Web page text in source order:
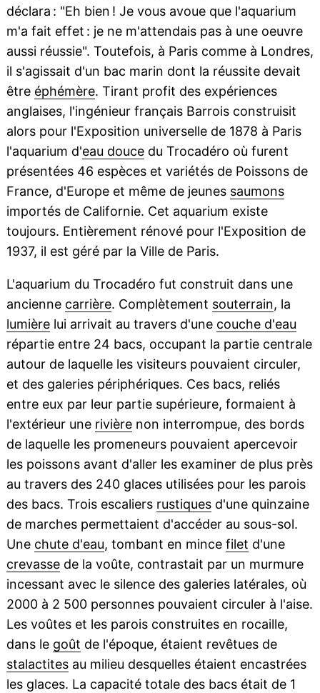
déclara : "Eh bien ! Je vous avoue que l'aquarium
m'a fait effet : je ne m'attendais pas à une oeuvre
aussi réussie". Toutefois, à Paris comme à Londres,
il s'agissait d'un bac marin dont la réussite devait
être éphémère. Tirant profit des expériences
anglaises, l'ingénieur français Barrois construisit
alors pour l'Exposition universelle de 1878 à Paris
l'aquarium d'eau doucedu Trocadéro où furent
présentées 46 espèces et variétés de Poissons de
France, d'Europe et même de jeunes saumons
importés de Californie. Cet aquarium existe
toujours. Entièrement rénové pour l'Exposition de
1937, il est géré par la Ville de Paris.
L'aquarium du Trocadéro fut construit dans une
ancienne carrière. Complètement souterrain, la
lumièrelui arrivait au travers d'une couche d'eau
répartie entre 24 bacs, occupant la partie centrale
autour de laquelle les visiteurs pouvaient circuler,
et des galeries périphériques. Ces bacs, reliés
entre eux par leur partie supérieure, formaient à
l'extérieur une rivièrenon interrompue, des bords
de laquelle les promeneurs pouvaient apercevoir
les poissons avant d'aller les examiner de plus près
au travers des 240 glaces utilisées pour les parois
des bacs. Trois escaliers rustiquesd'une quinzaine
de marches permettaient d'accéder au sous-sol.
Une chute d'eau, tombant en mince filet d'une
crevassede la voûte, contrastait par un murmure
incessant avec le silence des galeries latérales, où
2000 à 2 500 personnes pouvaient circuler à l'aise.
Les voûtes et les parois construites en rocaille,
dans le goût de l'époque, étaient revêtues de
stalactitesau milieu desquelles étaient encastrées
les glaces. La capacité totale des bacs était de 1